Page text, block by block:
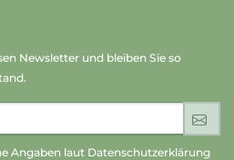
Newsletter und bleiben Sie so
Angaben laut Datenschutzerklärung